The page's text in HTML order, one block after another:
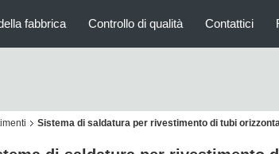
fabbrica Controllo di qualità Contattici
Sistema di saldatura per rivestimento di tubi